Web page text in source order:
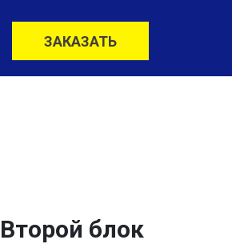
ЗАКАЗАТЬ
Второй блок